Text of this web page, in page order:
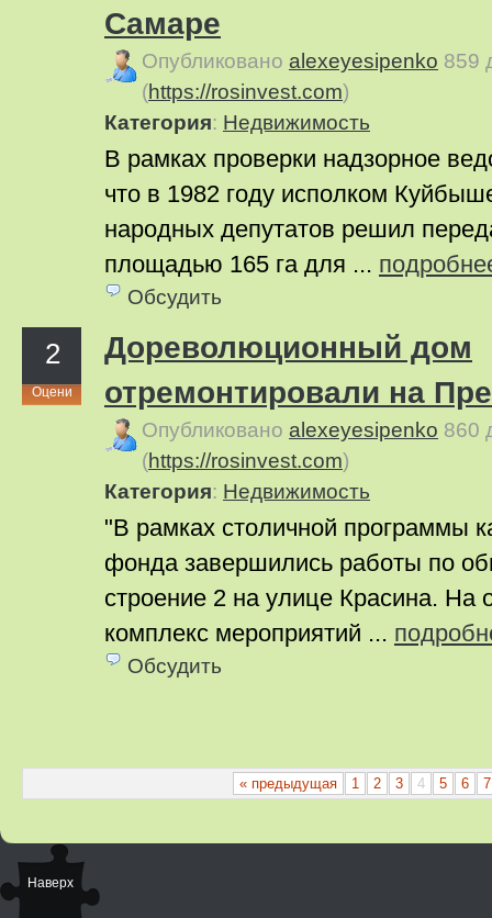
Самаре
Опубликовано alexeyesipenko 859
(https://rosinvest.com)
Категория: Недвижимость
В рамках проверки надзорное
что в 1982 году исполком
народных депутатов решил
площадью 165 га для ...
Обсудить
2
Оцени
Дореволюционный дом
отремонтировали на
Опубликовано alexeyesipenko 860
(https://rosinvest.com)
Категория: Недвижимость
"В рамках столичной программы
фонда завершились работы по
строение 2 на улице Красина. На
комплекс мероприятий ...
Обсудить
« предыдущая 1 2 3 4 5 6 7
Наверх